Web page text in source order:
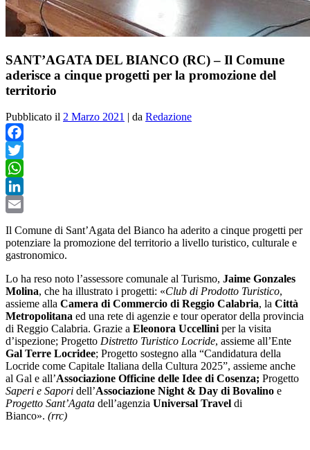
SANT’AGATA DEL BIANCO (RC) – Il Comune
aderisce a cinque progetti per la promozione del
territorio
Pubblicato il 2 Marzo 2021 | da Redazione
Facebook
Twitter
WhatsApp
LinkedIn
Il Comune di Sant’Agata del Bianco ha aderito a cinque progetti per
potenziare la promozione del territorio a livello turistico, culturale e
gastronomico.
Lo ha reso noto l’assessore comunale al Turismo, Jaime Gonzales
Molina, che ha illustrato i progetti: «Club di Prodotto Turistico,
assieme alla Camera di Commercio di Reggio Calabria, la Città
Metropolitana ed una rete di agenzie e tour operator della provincia
di Reggio Calabria. Grazie a Eleonora Uccelliniper la visita
d’ispezione; Progetto Distretto Turistico Locride, assieme all’Ente
Gal Terre Locridee; Progetto sostegno alla “Candidatura della
Locride come Capitale Italiana della Cultura 2025”, assieme anche
al Gal e all’Associazione Officine delle Idee di Cosenza; Progetto
Saperi e Sapori dell’Associazione Night & Day di Bovalino e
Progetto Sant’Agata dell’agenzia Universal Travel di
Bianco». (rrc)